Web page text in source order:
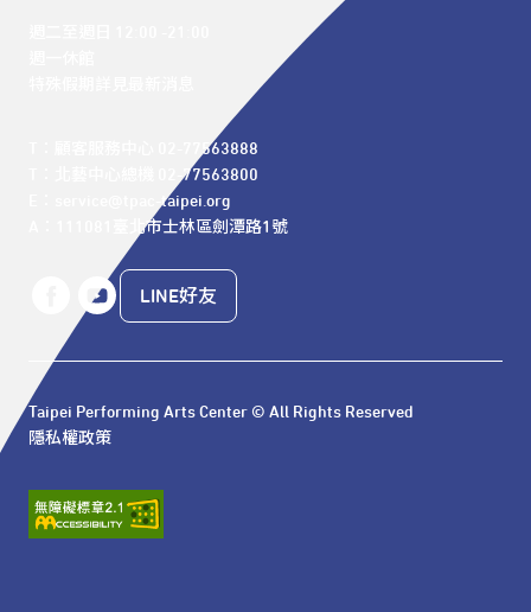
T：顧客服務中心 02-77563888
T：北藝中心總機 02-77563800
E：service@tpac-taipei.org
A：111081臺北市士林區劍潭路1號
LINE好友
Taipei Performing Arts Center © All Rights Reserved
隱私權政策